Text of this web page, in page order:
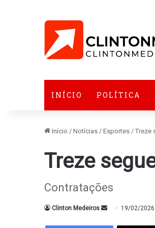
INÍCIO POLÍTICA
Início / Notícias / Esportes / Treze
Treze
Contratações
Clinton Medeiros
Mande19/02/2026